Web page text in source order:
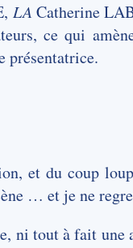
LA Catherine
ce qui
présentatrice.
et du coup
… et je ne
ni tout à fait